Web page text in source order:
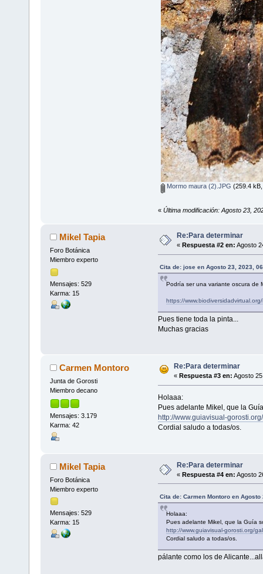
Mormo maura (2).JPG (259.4
« Última modificación: Agosto 23,
Mikel Tapia
Foro Botánica
Miembro experto
Mensajes: 529
Karma: 15
Re:Para determinar
« Respuesta #2 en: Agosto
Cita de: jose en Agosto 23, 2023,
Podría ser una variante oscura de
https://
Pues tiene toda la pinta...
Muchas gracias
Carmen Montoro
Junta de Gorosti
Miembro decano
Mensajes: 3.179
Karma: 42
Re:Para determinar
« Respuesta #3 en: Agosto
Holaaa:
Pues adelante Mikel, que la
http://www.guiavisual-
Cordial saludo a todas/os.
Mikel Tapia
Foro Botánica
Miembro experto
Mensajes: 529
Karma: 15
Re:Para determinar
« Respuesta #4 en: Agosto
Cita de: Carmen Montoro en
Holaaa:
Pues adelante Mikel, que la Guía
http://www.guiavisual-gorosti.org/
Cordial saludo a todas/os.
pálante como los de